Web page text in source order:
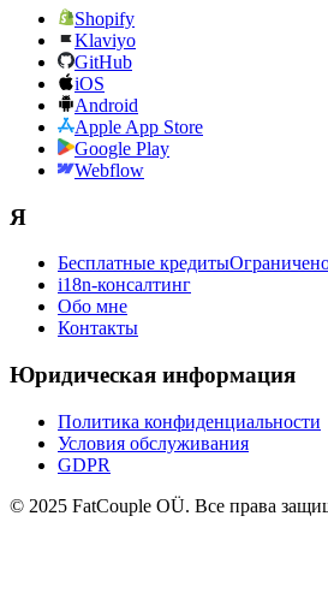
Shopify
Klaviyo
GitHub
iOS
Android
Apple App Store
Google Play
Webflow
Я
Бесплатные кредиты
i18n-консалтинг
Обо мне
Контакты
Юридическая информация
Политика конфиденциальности
Условия обслуживания
GDPR
© 2025 FatCouple OÜ. Все права